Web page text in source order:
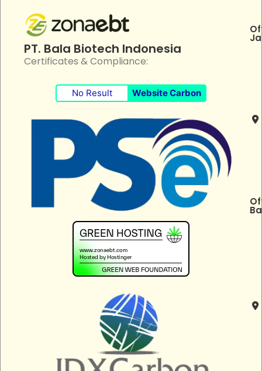
PT. Bala Biotech Indonesia
Certificates & Compliance:
No Result Website Carbon